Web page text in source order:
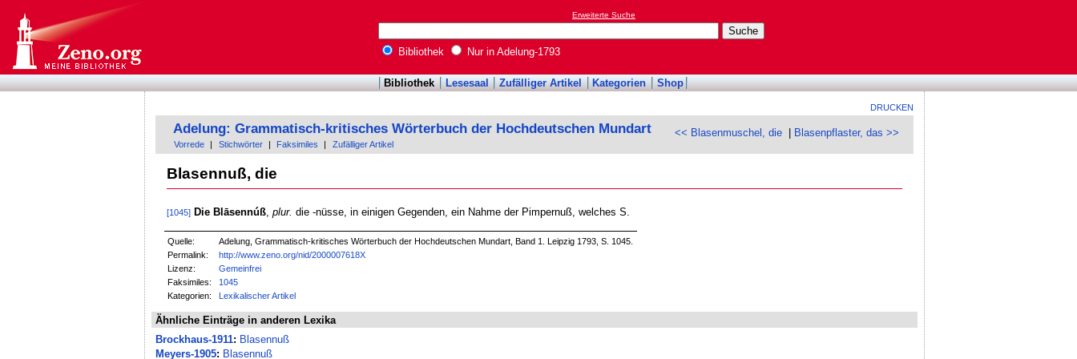
Erweiterte Suche
Bibliothek Nur in Adelung-1793
Bibliothek Lesesaal Zufälliger Artikel Kategorien Shop
DRUCKEN
<< Blasenmuschel, die Blasenpflaster, das >>
Adelung: Grammatisch-kritisches Wörterbuch der Hochdeutschen Mundart
Vorrede Stichwörter Faksimiles Zufälliger Artikel
Blasennuß, die
[1045] Die Blāsennúß, plur. die -nüsse, in einigen Gegenden, ein Nahme der Pimpernuß, welches S.
Quelle:
Adelung, Grammatisch-kritisches Wörterbuch der Hochdeutschen Mundart, Band 1. Leipzig 1793, S. 1045.
Permalink:
http://www.zeno.org/nid/2000007618X
Lizenz:
Gemeinfrei
Faksimiles:
1045
Kategorien:
Lexikalischer Artikel
Ähnliche Einträge in anderen Lexika
Brockhaus-1911: Blasennuß
Meyers-1905: Blasennuß